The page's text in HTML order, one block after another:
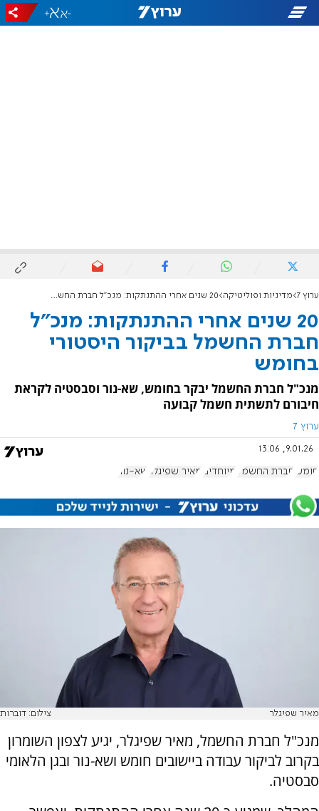
-
+
ערוץ 7 מדיניות ופוליטיקה 20 שנים אחרי ההתנתקות: מנכ"ל חברת החשמל בביקור היסטורי בחומש
20 שנים אחרי ההתנתקות: מנכ"ל
חברת החשמל בביקור היסטורי
בחומש
מנכ"ל חברת החשמל יבקר בחומש, שא-נור וסבסטיה לקראת
חיבורם לתשתית חשמל קבועה
ערוץ 7
9.01.26, 13:06
חומש חברת החשמל מיוחדים מאיר שפיגלר שא-נור
מאיר שפיגלר צילום: דוברות
מנכ"ל חברת החשמל, מאיר שפיגלר, יגיע לצפון השומרון
בקרוב לביקור עבודה ביישובים חומש ושא-נור ובגן הלאומי
סבסטיה.